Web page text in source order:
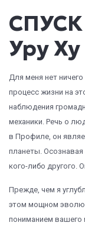
Уру Ху
Для меня нет
процесс жизни на
наблюдения
механики. Речь о
в Профиле, он
планеты. Осознавая
кого-либо другого.
Прежде, чем я
этом мощном
пониманием вашего